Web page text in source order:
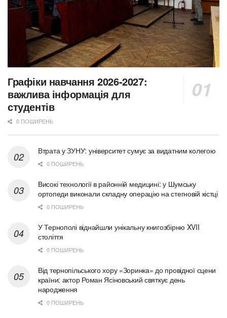
Графіки навчання 2026-2027:
важлива інформація для
студентів
0 ПОШИРЕНЬ
Втрата у ЗУНУ: університет сумує за видатним колегою
0 ПОШИРЕНЬ
Високі технології в районній медицині: у Шумську
ортопеди виконали складну операцію на стегновій кістці
0 ПОШИРЕНЬ
У Тернополі віднайшли унікальну книгозбірню XVII
століття
0 ПОШИРЕНЬ
Від тернопільського хору «Зоринка» до провідної сцени
країни: актор Роман Ясіновський святкує день
народження
0 ПОШИРЕНЬ